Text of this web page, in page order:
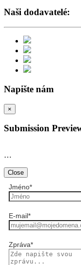
Naši dodavatelé:
Napište nám
×
Submission
…
Close
Jméno*
E-mail*
Zpráva*